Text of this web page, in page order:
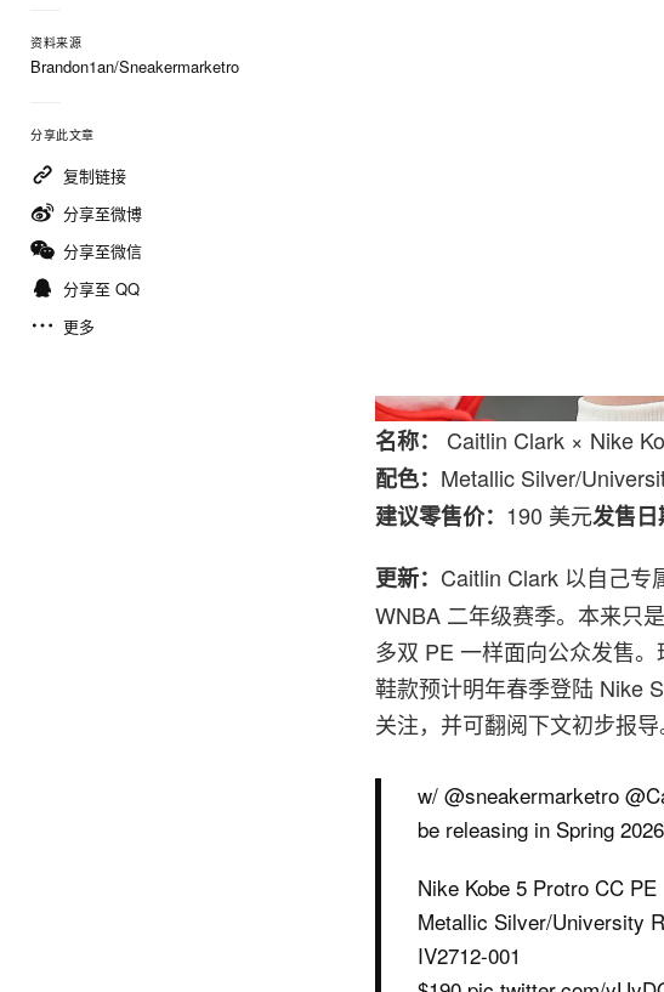
资料来源
Brandon1an/Sneakermarketro
分享此文章
复制链接
分享至微博
分享至微信
分享至 QQ
更多
名称：
Caitlin Clark × Nike
配色： Metallic Silver/
建议零售价： 190 美元发售
更新： Caitlin Clark 以自己专
WNBA 二年级赛季。本来只
多双 PE 一样面向公众发售
鞋款预计明年春季登陆 Nike
关注，并可翻阅下文初步报导
w/ @sneakermarketro
be releasing in Spring
Nike Kobe 5 Protro CC PE
Metallic Silver/University
IV2712-001